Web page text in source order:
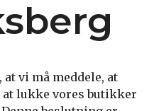
vi må meddele, at
lukke vores butikker